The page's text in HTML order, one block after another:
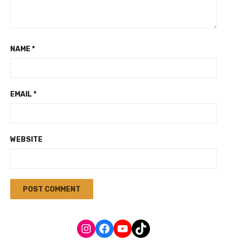
NAME *
EMAIL *
WEBSITE
Instagram
Facebook
YouTube
TikTok